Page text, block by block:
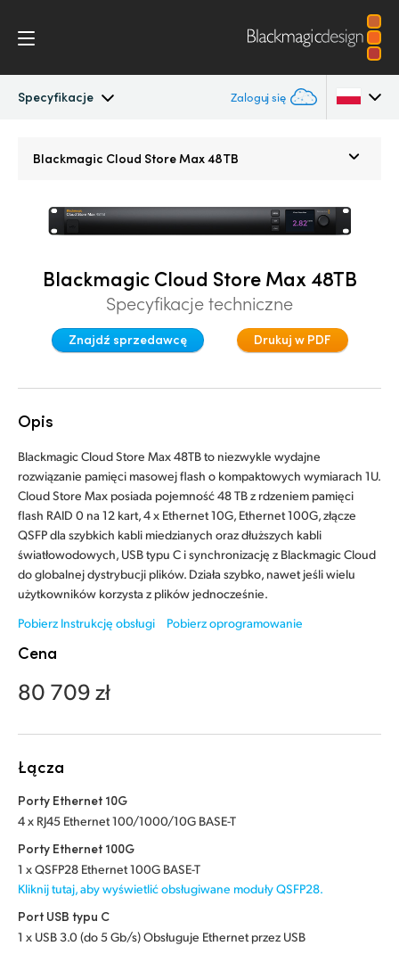
Specyfikacje Zaloguj się
DaVinci Resolve Replay
Specyfikacje
Austria
Canada
China
France
Germany
Hong Kong SAR, China
India
Korea
Netherlands
Norway
Polska
Blackmagic Cloud Store Max 48TB
Blackmagic Cloud Store Max 48TB
Specyfikacje techniczne
Znajdź sprzedawcę Drukuj w PDF
Opis
Blackmagic Cloud Store Max 48TB to niezwykle wydajne
rozwiązanie pamięci masowej flash o kompaktowych wymiarach 1U.
Cloud Store Max posiada pojemność 48 TB z rdzeniem pamięci
flash RAID 0 na 12 kart, 4 x Ethernet 10G, Ethernet 100G, złącze
QSFP dla szybkich kabli miedzianych oraz dłuższych kabli
światłowodowych, USB typu C i synchronizację z Blackmagic Cloud
do globalnej dystrybucji plików. Działa szybko, nawet jeśli wielu
użytkowników korzysta z plików jednocześnie.
Pobierz Instrukcję obsługi
Pobierz oprogramowanie
Cena
80 709 zł
Łącza
Porty Ethernet 10G
4 x RJ45 Ethernet 100/1000/10G BASE-T
Porty Ethernet 100G
1 x QSFP28 Ethernet 100G BASE-T
Kliknij tutaj, aby wyświetlić obsługiwane moduły QSFP28.
Port USB typu C
1 x USB 3.0 (do 5 Gb/s) Obsługuje Ethernet przez USB